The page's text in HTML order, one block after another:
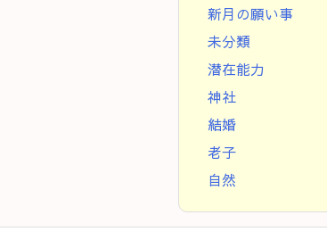
新月の願い事
未分類
潜在能力
神社
結婚
老子
自然